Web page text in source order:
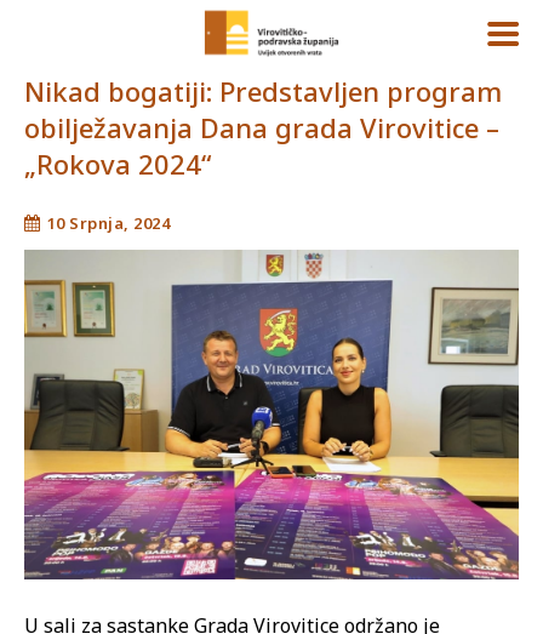
Nikad bogatiji: Predstavljen program
obilježavanja Dana grada Virovitice –
„Rokova 2024“
10 Srpnja, 2024
U sali za sastanke Grada Virovitice održano je